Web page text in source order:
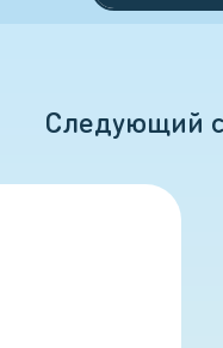
Няня выходного
Няня на сутки
Следующий